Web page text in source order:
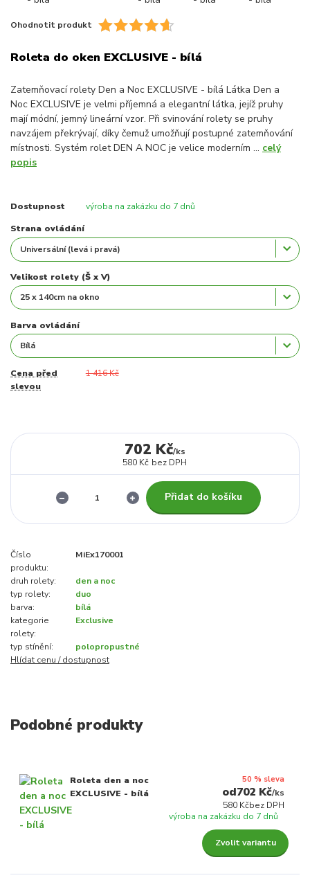
Ohodnotit produkt
Roleta do oken EXCLUSIVE - bílá
Zatemňovací rolety Den a Noc EXCLUSIVE - bílá Látka Den a
Noc EXCLUSIVE je velmi příjemná a elegantní látka, jejíž pruhy
mají módní, jemný lineární vzor. Při svinování rolety se pruhy
navzájem překrývají, díky čemuž umožňují postupné zatemňování
místnosti. Systém rolet DEN A NOC je velice moderním ... celý
popis
Dostupnost výroba na zakázku do 7 dnů
Strana ovládání
Velikost rolety (Š x V)
Barva ovládání
Cena před
slevou
1 416 Kč
702 Kč/ks
580 Kč bez DPH
Přidat do košíku
Číslo
produktu:
MiEx170001
druh rolety:
den a noc
typ rolety:
duo
barva:
bílá
kategorie
rolety:
Exclusive
typ stínění:
polopropustné
Hlídat cenu / dostupnost
Podobné produkty
Roleta den a noc
EXCLUSIVE - bílá
50 % sleva
702 Kč/ks
580 Kčbez DPH
výroba na zakázku do 7 dnů
Zvolit variantu